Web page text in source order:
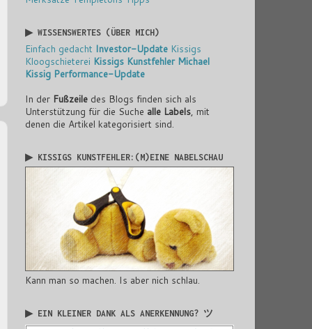
▶ WISSENSWERTES (ÜBER MICH)
Einfach gedacht Investor-Update Kissigs
Kloogschieterei Kissigs Kunstfehler Michael
Kissig Performance-Update
In der Fußzeile des Blogs finden sich als
Unterstützung für die Suche alle Labels , mit
denen die Artikel kategorisiert sind.
▶ KISSIGS KUNSTFEHLER:(M)EINE NABELSCHAU
Kann man so machen. Is aber nich schlau.
▶ EIN KLEINER DANK ALS ANERKENNUNG? ツ